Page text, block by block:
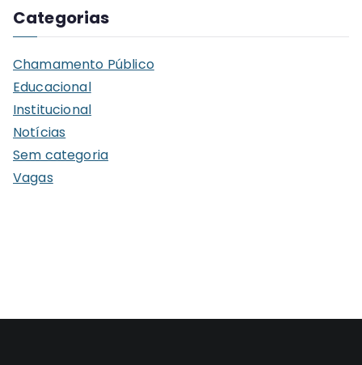
u
v
o
s
Categorias
Chamamento Público
Educacional
Institucional
Notícias
Sem categoria
Vagas